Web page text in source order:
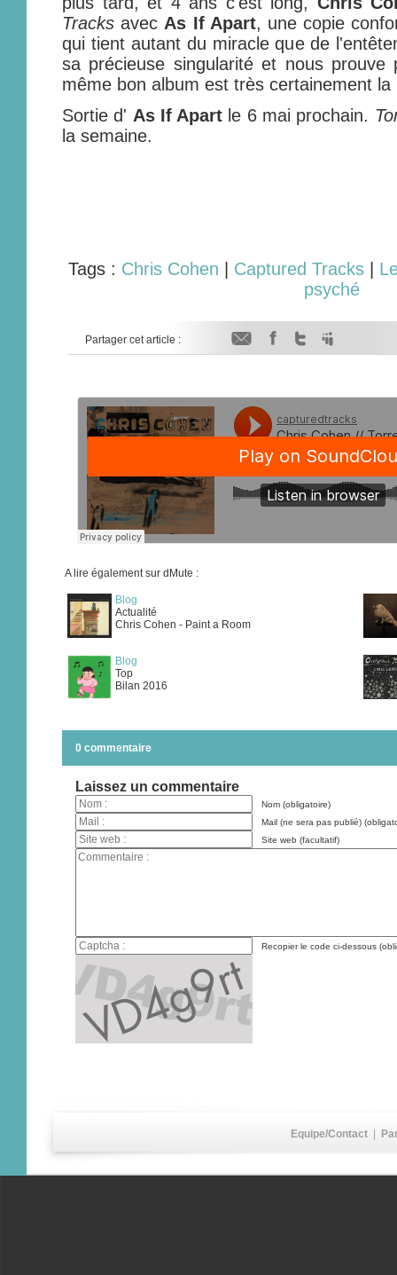
Tracks avec As If Apart, une copie
qui tient autant du miracle que de
sa précieuse singularité et nous
même bon album est très certainement
Sortie d' As If Apart le 6 mai prochain.
la semaine.
Tags : Chris Cohen Captured Tracks|
psyché
Partager cet article :
A lire également sur dMute :
Blog
Actualité
Chris Cohen - Paint a Room
Blog
Top
Bilan 2016
0 commentaire
Laissez un commentaire
Nom (obligatoire)
Mail (ne sera pas publié)
Site web (facultatif)
Recopier le code ci-dessous
Equipe/Contact